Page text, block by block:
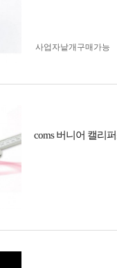
사업자 낱개구매가능
coms 버니어 캘리